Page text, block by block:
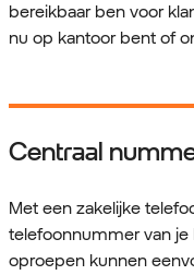
bereikbaar ben voor
nu op kantoor bent of
Centraal
Met een zakelijke
telefoonnummer van
oproepen kunnen